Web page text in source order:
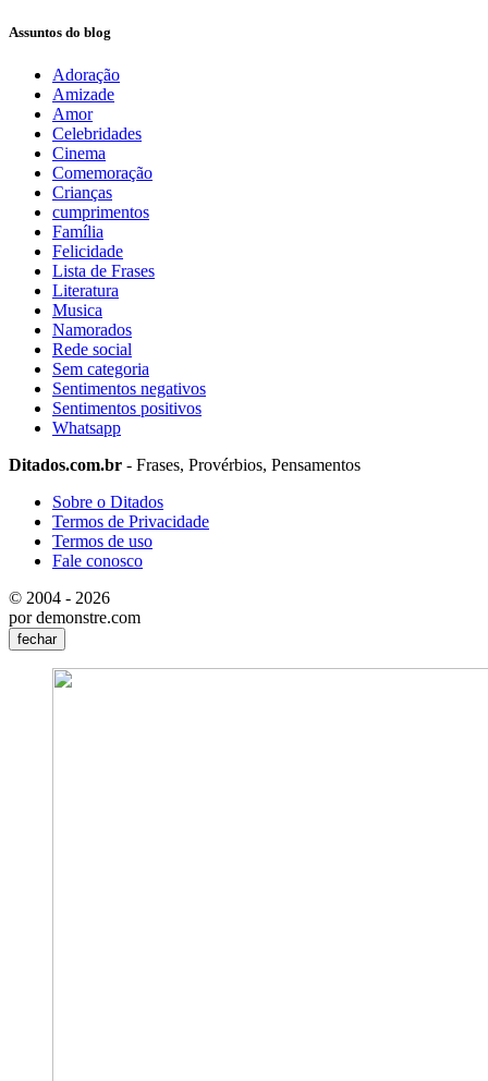
Assuntos do blog
Adoração
Amizade
Amor
Celebridades
Cinema
Comemoração
Crianças
cumprimentos
Família
Felicidade
Lista de Frases
Literatura
Musica
Namorados
Rede social
Sem categoria
Sentimentos negativos
Sentimentos positivos
Whatsapp
Ditados.com.br - Frases, Provérbios, Pensamentos
Sobre o Ditados
Termos de Privacidade
Termos de uso
Fale conosco
© 2004 - 2026
por demonstre.com
fechar